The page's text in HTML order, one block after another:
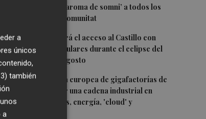
Bétera lleva su ‘aroma de somni’ a todos los
rincones de la Comunitat
4Xàtiva restringirá el acceso al Castillo con
vehículos particulares durante el eclipse del
próximo 12 de agosto
5La convocatoria europea de gigafactorías de
IA puede activar una cadena industrial en
centros de datos, energía, 'cloud' y
a
únicos
también
a